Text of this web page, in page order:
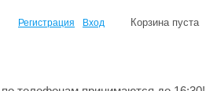
Корзина пуста
Регистрация Вход